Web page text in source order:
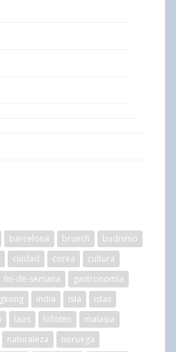
barcelona brunch
budismo
ciudad corea
cultura
fin-de-semana
gastronomía
india isla
islas
laos lofoten
malasia
naturaleza
noruega